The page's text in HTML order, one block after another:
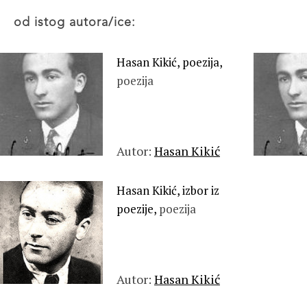
od istog autora/ice:
Hasan Kikić, poezija,
poezija
Autor: Hasan Kikić
Hasan Kikić, izbor iz
poezije, poezija
Autor: Hasan Kikić